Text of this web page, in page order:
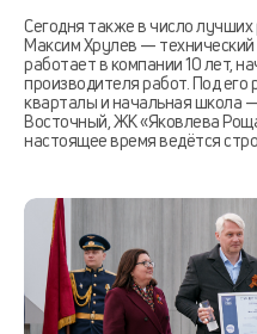
Сегодня также в число
Максим Хрулев —
работает в компании 10 лет,
производителя работ. Под
кварталы и начальная школа
Восточный, ЖК «Яковлева
настоящее время ведётся